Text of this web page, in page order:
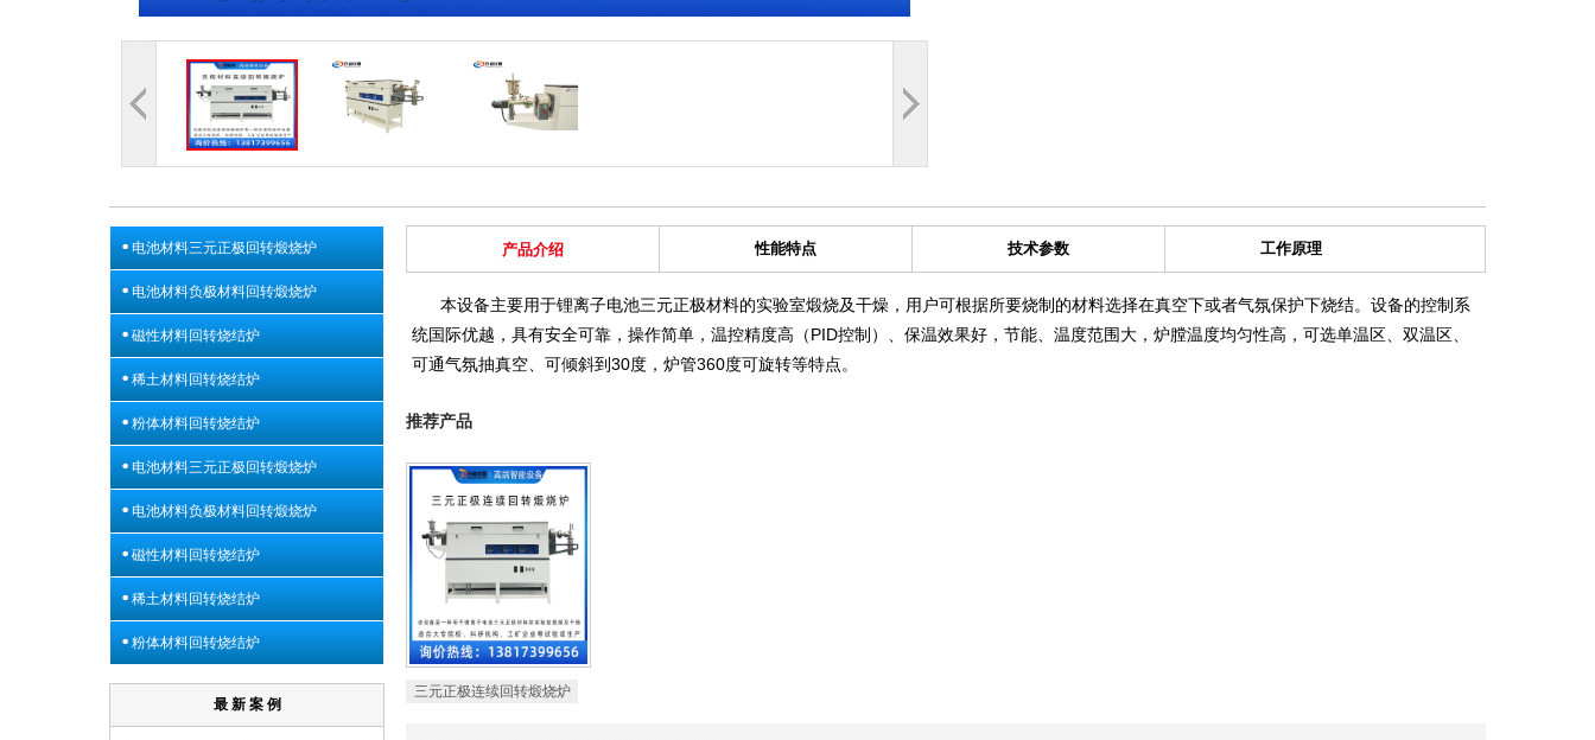
电池材料三元正极回转煅烧炉
电池材料负极材料回转煅烧炉
磁性材料回转烧结炉
稀土材料回转烧结炉
粉体材料回转烧结炉
电池材料三元正极回转煅烧炉
电池材料负极材料回转煅烧炉
磁性材料回转烧结炉
稀土材料回转烧结炉
粉体材料回转烧结炉
最 新 案 例
产品介绍 性能特点 技术参数 工作原理
本设备主要用于锂离子电池三元正极材料的实验室煅烧及干燥，用户可根据所要烧制的材料选择在真空下或者气氛保护下烧结。设备的控制系
统国际优越，具有安全可靠，操作简单，温控精度高（PID控制）、保温效果好，节能、温度范围大，炉膛温度均匀性高，可选单温区、双温区、
可通气氛抽真空、可倾斜到30度，炉管360度可旋转等特点。
推荐产品
三元正极连续回转煅烧炉